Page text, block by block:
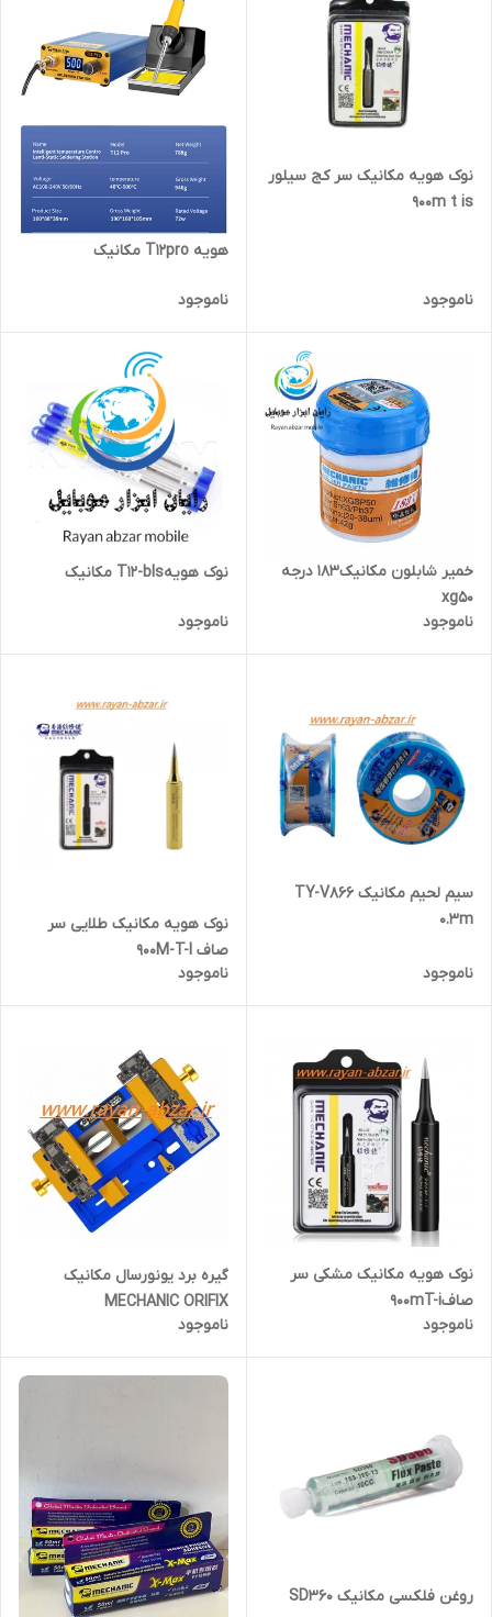
نوک هویه مکانیک سر کج سیلور
900m t is
ناموجود
هویه T12pro مکانیک
ناموجود
خمیر شابلون مکانیک183 درجه
xg50
ناموجود
نوک هویهT12-bls مکانیک
ناموجود
سیم لحیم مکانیک TY-V866
0.3m
ناموجود
نوک هویه مکانیک طلایی سر
صاف 900M-T-I
ناموجود
نوک هویه مکانیک مشکی سر
صاف900mT-i
ناموجود
گیره برد یونورسال مکانیک
MECHANIC ORIFIX
ناموجود
روغن فلکسی مکانیک SD360